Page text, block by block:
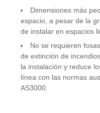
Dimensiones más
espacio, a pesar de la
de instalar en espacios
No se requieren
de extinción de
la instalación y reduce
línea con las normas
AS3000.